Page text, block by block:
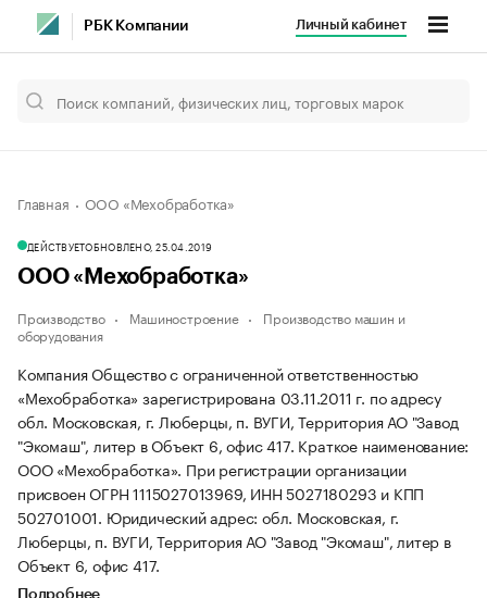
РБК Компании Личный кабинет
Главная ООО «Мехобработка»
ДЕЙСТВУЕТОБНОВЛЕНО, 25.04.2019
ООО «Мехобработка»
Производство Машиностроение
Производство машин и
оборудования
Компания Общество с ограниченной ответственностью
«Мехобработка» зарегистрирована 03.11.2011 г. по адресу
обл. Московская, г. Люберцы, п. ВУГИ, Территория АО "Завод
"Экомаш", литер в Объект 6, офис 417. Краткое наименование:
ООО «Мехобработка». При регистрации организации
присвоен ОГРН 1115027013969, ИНН 5027180293 и КПП
502701001. Юридический адрес: обл. Московская, г.
Люберцы, п. ВУГИ, Территория АО "Завод "Экомаш", литер в
Объект 6, офис 417.
Подробнее